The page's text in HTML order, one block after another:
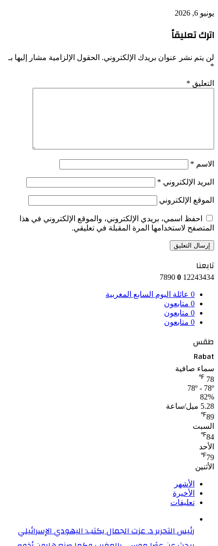
يونيو 6, 2026
اترك تعليقاً
لن يتم نشر عنوان بريدك الإلكتروني. الحقول الإلزامية مشار إليها بـ
*
التعليق *
الاسم *
البريد الإلكتروني *
الموقع الإلكتروني
احفظ اسمي، بريدي الإلكتروني، والموقع الإلكتروني في هذا
المتصفح لاستخدامها المرة المقبلة في تعليقي.
تابعنا
12243434
0
0 عائلة اليوم السابع المغربية
0 متابعون
0 متابعون
0 متابعون
طقس
Rabat
سماء صافية
78
℉
78º - 78º
82%
5.28 ميل/ساعة
89
℉
السبت
84
℉
الأحد
79
℉
الأثنين
الأشهر
الأخيرة
تعليقات
رئيس التحرير د. عزت الجمال يكتب: اليهودي الإسرائيلي